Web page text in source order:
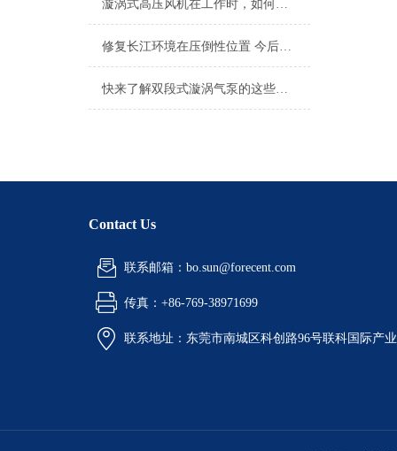
漩涡式高压风机在工作时，如何降低噪音？
修复长江环境在压倒性位置 今后不搞大开发
快来了解双段式漩涡气泵的这些特点吧
Contact Us
联系邮箱：bo.sun@forecent.com
传真：+86-769-38971699
联系地址：东莞市南城区科创路96号联科国际产